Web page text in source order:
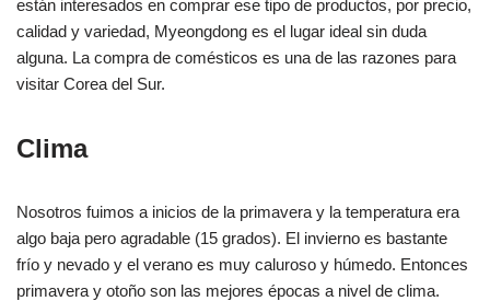
están interesados en comprar ese tipo de productos, por precio,
calidad y variedad, Myeongdong es el lugar ideal sin duda
alguna. La compra de comésticos es una de las razones para
visitar Corea del Sur.
Clima
Nosotros fuimos a inicios de la primavera y la temperatura era
algo baja pero agradable (15 grados). El invierno es bastante
frío y nevado y el verano es muy caluroso y húmedo. Entonces
primavera y otoño son las mejores épocas a nivel de clima.